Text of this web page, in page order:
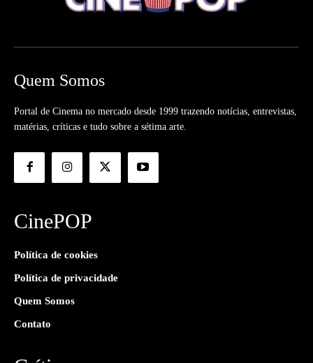
Quem Somos
Portal de Cinema no mercado desde 1999 trazendo notícias, entrevistas,
matérias, críticas e tudo sobre a sétima arte.
CinePOP
Política de cookies
Política de privacidade
Quem Somos
Contato